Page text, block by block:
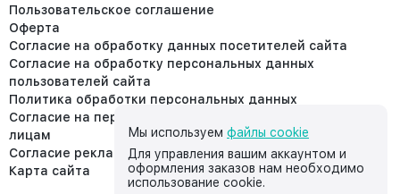
Пользовательское соглашение
Оферта
Согласие на обработку данных посетителей сайта
Согласие на обработку персональных данных
пользователей сайта
Политика обработки персональных данных
Согласие на передачу персональных данных третьим
лицам
Согласие реклама
Карта сайта
Мы используем файлы cookie
Для управления вашим аккаунтом и
оформления заказов нам необходимо
использование cookie.